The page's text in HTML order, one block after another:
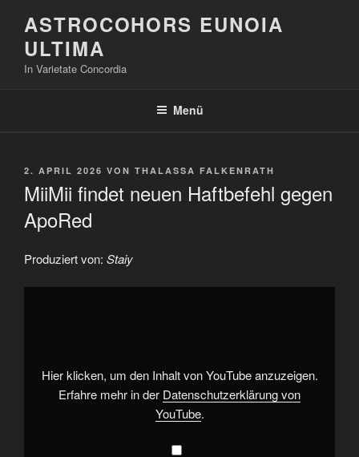
Inhalt
springen
ASTROCOHORS EUNOIA
ULTIMA
In Varietate Concordia
Menü
VERÖFFENTLICHT
2. APRIL 2026 VON THALASSA FALKENRATH
MiiMii findet neuen Haftbefehl gegen
ApoRed
Produziert von: Staiy
„MiiMii
YouTube
anzeigen
Hier klicken, um den Inhalt von YouTube anzuzeigen.
Erfahre mehr in der Datenschutzerklärung von
YouTube.